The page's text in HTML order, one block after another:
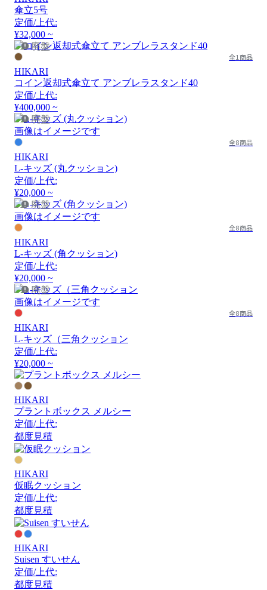
傘立5号
定価/上代:
¥32,000 ~
廃盤
全1商品
HIKARI
コイン返却式傘立て アンブレラスタンド40
定価/上代:
¥400,000 ~
廃盤
画像はイメージです
全8商品
HIKARI
L-キッズ (丸クッション)
定価/上代:
¥20,000 ~
廃盤
画像はイメージです
全8商品
HIKARI
L-キッズ (角クッション)
定価/上代:
¥20,000 ~
廃盤
画像はイメージです
全8商品
HIKARI
L-キッズ（三角クッション
定価/上代:
¥20,000 ~
HIKARI
プラントボックス メルシー
定価/上代:
都度見積
HIKARI
仮眠クッション
定価/上代:
都度見積
HIKARI
Suisen すいせん
定価/上代:
都度見積